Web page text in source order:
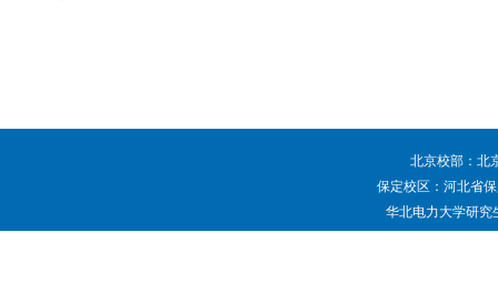
北京校部：北
保定校区：河北省
华北电力大学研究